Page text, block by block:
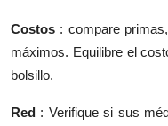
Costos : compare
máximos. Equilibre el
bolsillo.
Red : Verifique si sus